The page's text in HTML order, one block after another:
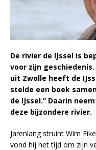
De rivier de IJssel is
voor zijn
uit Zwolle heeft de
stelde een boek
de IJssel.” Daarin
deze bijzondere rivier.
Jarenlang struint Wim
vond hij het tijd om zijn